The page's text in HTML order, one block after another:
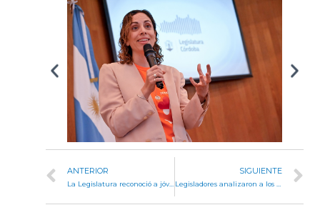
ANTERIOR
La Legislatura reconoció a jóvenes que impulsan el cuidado del medio ambiente
SIGUIENTE